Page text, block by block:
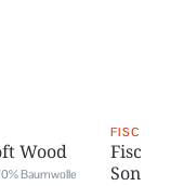
Wood
Baumwolle